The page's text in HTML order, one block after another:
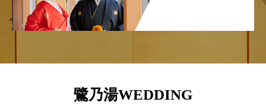
鷺乃湯WEDDING